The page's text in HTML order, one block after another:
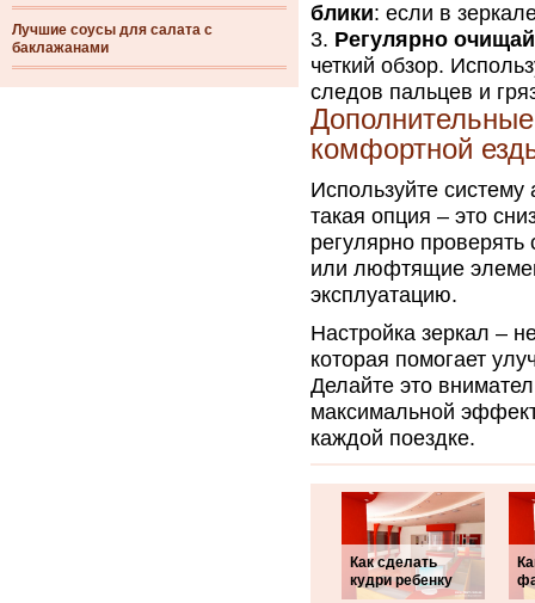
Лучшие соусы для салата с
баклажанами
блики: если в
Регулярно
четкий обзор.
следов пальцев и
комфортной
Используйте систему
такая опция – это
регулярно
или люфтящие
эксплуатацию.
Настройка зеркал –
которая помогает
Делайте это
максимальной
каждой поездке.
Как сделать
кудри ребенку